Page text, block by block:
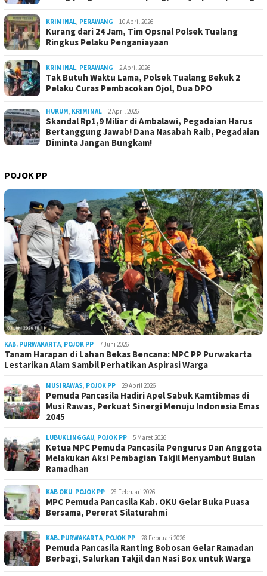
KRIMINAL, PERAWANG 10 April 2026
Kurang dari 24 Jam, Tim Opsnal Polsek Tualang
Ringkus Pelaku Penganiayaan
KRIMINAL, PERAWANG 2 April 2026
Tak Butuh Waktu Lama, Polsek Tualang Bekuk 2
Pelaku Curas Pembacokan Ojol, Dua DPO
HUKUM, KRIMINAL 2 April 2026
Skandal Rp1,9 Miliar di Ambalawi, Pegadaian Harus
Bertanggung Jawab! Dana Nasabah Raib, Pegadaian
Diminta Jangan Bungkam!
POJOK PP
KAB. PURWAKARTA, POJOK PP 7 Juni 2026
Tanam Harapan di Lahan Bekas Bencana: MPC PP Purwakarta
Lestarikan Alam Sambil Perhatikan Aspirasi Warga
MUSIRAWAS, POJOK PP 29 April 2026
Pemuda Pancasila Hadiri Apel Sabuk Kamtibmas di
Musi Rawas, Perkuat Sinergi Menuju Indonesia Emas
2045
LUBUKLINGGAU, POJOK PP 5 Maret 2026
Ketua MPC Pemuda Pancasila Pengurus Dan Anggota
Melakukan Aksi Pembagian Takjil Menyambut Bulan
Ramadhan
KAB OKU, POJOK PP 28 Februari 2026
MPC Pemuda Pancasila Kab. OKU Gelar Buka Puasa
Bersama, Pererat Silaturahmi
KAB. PURWAKARTA, POJOK PP 28 Februari 2026
Pemuda Pancasila Ranting Bobosan Gelar Ramadan
Berbagi, Salurkan Takjil dan Nasi Box untuk Warga